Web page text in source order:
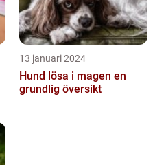
13 januari 2024
Hund lösa i magen en
grundlig översikt